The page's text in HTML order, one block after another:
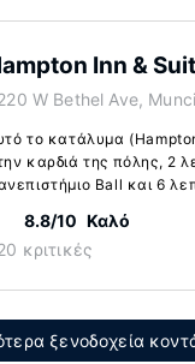
Inn &
W Bethel Ave,
το κατάλυμα
καρδιά της πόλης, 2
Ball και 6
8.8/10 Καλό
κριτικές
ξενοδοχεία